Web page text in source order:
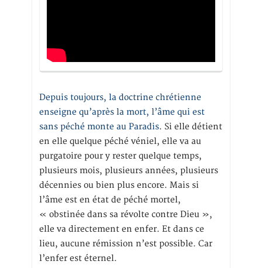
Depuis toujours, la doctrine chrétienne
enseigne qu’après la mort, l’âme qui est
sans péché monte au Paradis. Si elle détient
en elle quelque péché véniel, elle va au
purgatoire pour y rester quelque temps,
plusieurs mois, plusieurs années, plusieurs
décennies ou bien plus encore. Mais si
l’âme est en état de péché mortel,
« obstinée dans sa révolte contre Dieu »,
elle va directement en enfer. Et dans ce
lieu, aucune rémission n’est possible. Car
l’enfer est éternel.